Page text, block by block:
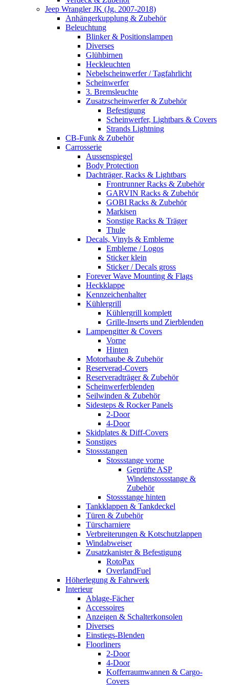
Jeep Wrangler JK (Jg. 2007-2018)
Anhängerkupplung & Zubehör
Beleuchtung
Blinker & Positionslampen
Diverses
Glühbirnen
Heckleuchten
Nebelscheinwerfer / Tagfahrlicht
Scheinwerfer
3. Bremsleuchte
Zusatzscheinwerfer & Zubehör
Befestigung
Scheinwerfer, Lightbars & Covers
Strands Lightning
CB-Funk & Zubehör
Carrosserie
Aussenspiegel
Body Protection
Dachträger, Racks & Lightbars
Frontrunner Racks & Zubehör
GARVIN Racks & Zubehör
GOBI Racks & Zubehör
Markisen
Sonstige Racks & Träger
Thule
Decals, Vinyls & Embleme
Embleme / Logos
Sticker klein
Sticker / Decals gross
Forever Wave Mounting & Flags
Heckklappe
Kennzeichenhalter
Kühlergrill
Kühlergrill komplett
Grille-Inserts und Zierblenden
Lampengitter & Covers
Vorne
Hinten
Motorhaube & Zubehör
Reserverad-Covers
Reserveradträger & Zubehör
Scheinwerferblenden
Seilwinden & Zubehör
Sidesteps & Rocker Panels
2-Door
4-Door
Skidplates & Diff-Covers
Sonstiges
Stossstangen
Stossstange vorne
Geprüfte ASP
Windenstossstange &
Zubehör
Stossstange hinten
Tankklappen & Tankdeckel
Türen & Zubehör
Türscharniere
Verbreiterungen & Kotschutzlappen
Windabweiser
Zusatzkanister & Befestigung
RotoPax
OverlandFuel
Höherlegung & Fahrwerk
Interieur
Ablage-Fächer
Accessoires
Anzeigen & Schalterkonsolen
Diverses
Einstiegs-Blenden
Floorliners
2-Door
4-Door
Kofferraumwannen & Cargo-
Covers